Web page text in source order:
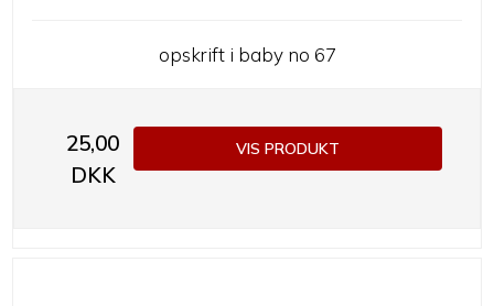
opskrift i baby no 67
25,00
DKK
VIS PRODUKT